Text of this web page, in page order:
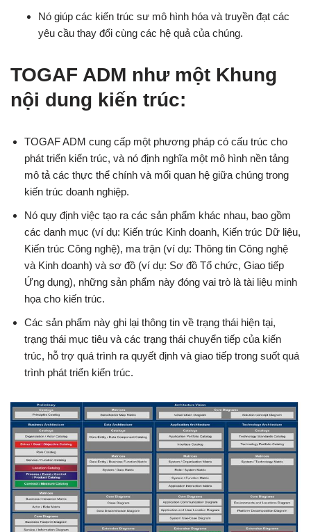
Nó giúp các kiến trúc sư mô hình hóa và truyền đạt các
yêu cầu thay đổi cùng các hệ quả của chúng.
TOGAF ADM như một Khung
nội dung kiến trúc:
TOGAF ADM cung cấp một phương pháp có cấu trúc cho
phát triển kiến trúc, và nó định nghĩa một mô hình nền tảng
mô tả các thực thể chính và mối quan hệ giữa chúng trong
kiến trúc doanh nghiệp.
Nó quy định việc tạo ra các sản phẩm khác nhau, bao gồm
các danh mục (ví dụ: Kiến trúc Kinh doanh, Kiến trúc Dữ liệu,
Kiến trúc Công nghệ), ma trận (ví dụ: Thông tin Công nghệ
và Kinh doanh) và sơ đồ (ví dụ: Sơ đồ Tổ chức, Giao tiếp
Ứng dụng), những sản phẩm này đóng vai trò là tài liệu minh
họa cho kiến trúc.
Các sản phẩm này ghi lại thông tin về trạng thái hiện tại,
trạng thái mục tiêu và các trạng thái chuyển tiếp của kiến
trúc, hỗ trợ quá trình ra quyết định và giao tiếp trong suốt quá
trình phát triển kiến trúc.